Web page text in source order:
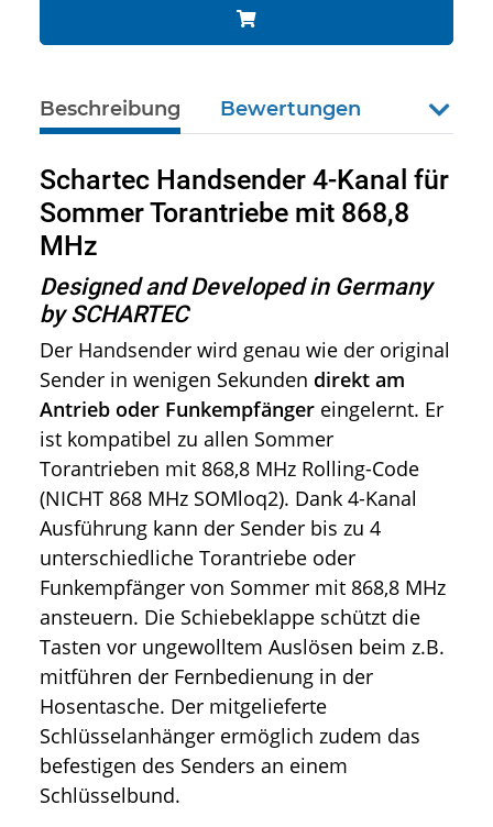
Beschreibung Bewertungen
Schartec Handsender 4-Kanal für
Sommer Torantriebe mit 868,8
MHz
Designed and Developed in Germany
by SCHARTEC
Der Handsender wird genau wie der original
Sender in wenigen Sekunden direkt am
Antrieb oder Funkempfänger eingelernt. Er
ist kompatibel zu allen Sommer
Torantrieben mit 868,8 MHz Rolling-Code
(NICHT 868 MHz SOMloq2). Dank 4-Kanal
Ausführung kann der Sender bis zu 4
unterschiedliche Torantriebe oder
Funkempfänger von Sommer mit 868,8 MHz
ansteuern. Die Schiebeklappe schützt die
Tasten vor ungewolltem Auslösen beim z.B.
mitführen der Fernbedienung in der
Hosentasche. Der mitgelieferte
Schlüsselanhänger ermöglich zudem das
befestigen des Senders an einem
Schlüsselbund.